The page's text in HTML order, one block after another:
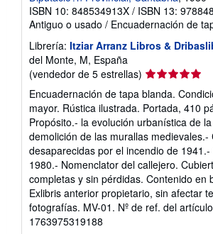
ISBN 10: 848534913X / ISBN 13:
Antiguo o usado / Encuadernación de
Librería: Itziar Arranz Libros &
del Monte, M, España
(vendedor de 5 estrellas) Calificación
del
vendedor:
5
de
5
estrellas
Encuadernación de tapa blanda.
mayor. Rústica ilustrada. Portada, 410
Propósito.- la evolución urbanística de
demolición de las murallas medievales.-
desaparecidas por el incendio de 1941.-
1980.- Nomenclator del callejero.
completas y sin pérdidas. Contenido en
Exlibris anterior propietario, sin afectar
fotografías. MV-01. Nº de ref. del
1763975319188